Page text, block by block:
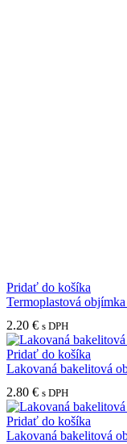
Pridať do košíka
Termoplastová
2.20 € s DPH
Pridať do košíka
Lakovaná bakelitová
2.80 € s DPH
Pridať do košíka
Lakovaná bakelitová